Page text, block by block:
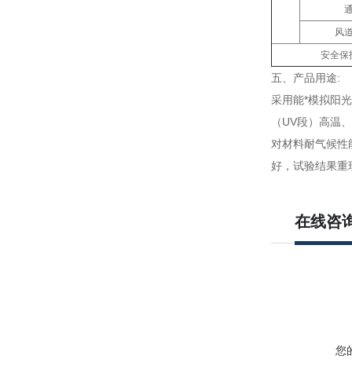
风
安全保
五、产品用途:
采用能*模拟阳
（UV段）高温
对材料耐气候
好，试验结果重
在线咨
您